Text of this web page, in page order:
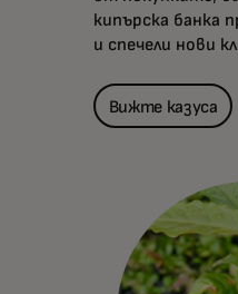
кипърска банка
и спечели нови
Вижте казуса